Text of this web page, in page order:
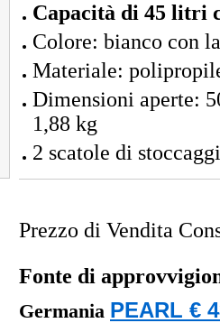
Capacità di 45 litri
Colore: bianco con
Materiale:
Dimensioni aperte:
1,88 kg
2 scatole di
Prezzo di Vendita
Fonte di
Germania PEARL €